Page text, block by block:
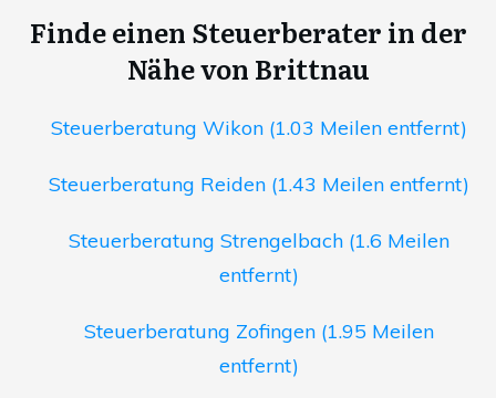
Finde einen Steuerberater in der
Nähe von Brittnau
Steuerberatung Wikon (1.03 Meilen entfernt)
Steuerberatung Reiden (1.43 Meilen entfernt)
Steuerberatung Strengelbach (1.6 Meilen
entfernt)
Steuerberatung Zofingen (1.95 Meilen
entfernt)